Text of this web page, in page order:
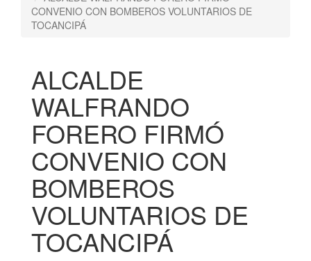
CONVENIO CON BOMBEROS VOLUNTARIOS DE
TOCANCIPÁ
ALCALDE
WALFRANDO
FORERO FIRMÓ
CONVENIO CON
BOMBEROS
VOLUNTARIOS DE
TOCANCIPÁ